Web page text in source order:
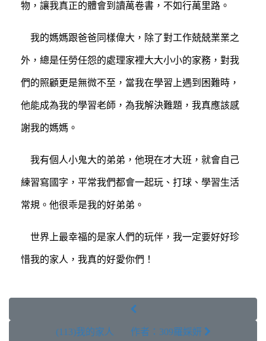
物，讓我真正的體會到讀萬卷書，不如行萬里路。
我的媽媽跟爸爸同樣偉大，除了對工作兢兢業業之
外，總是任勞任怨的處理家裡大大小小的家務，對我
們的照顧更是無微不至，當我在學習上遇到困難時，
他能成為我的學習老師，為我解決難題，我真應該感
謝我的媽媽。
我有個人小鬼大的弟弟，他現在才大班，就會自己
練習寫國字，平常我們都會一起玩、打球、學習生活
常規。他很乖是我的好弟弟。
世界上最幸福的是家人們的玩伴，我一定要好好珍
惜我的家人，我真的好愛你們！

(113)我的家人 作者：309羅婇妍 